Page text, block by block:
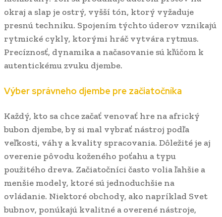
okraj a slap je ostrý, vyšší tón, ktorý vyžaduje
presnú techniku. Spojením týchto úderov vznikajú
rytmické cykly, ktorými hráč vytvára rytmus.
Precíznosť, dynamika a načasovanie sú kľúčom k
autentickému zvuku djembe.
Výber správneho djembe pre začiatočníka
Každý, kto sa chce začať venovať hre na africký
bubon djembe, by si mal vybrať nástroj podľa
veľkosti, váhy a kvality spracovania. Dôležité je aj
overenie pôvodu koženého poťahu a typu
použitého dreva. Začiatočníci často volia ľahšie a
menšie modely, ktoré sú jednoduchšie na
ovládanie. Niektoré obchody, ako napríklad Svet
bubnov, ponúkajú kvalitné a overené nástroje,